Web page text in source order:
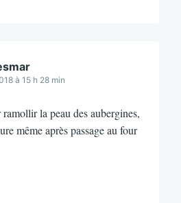
à 15 h 28 min
la peau des aubergines,
même après passage au four